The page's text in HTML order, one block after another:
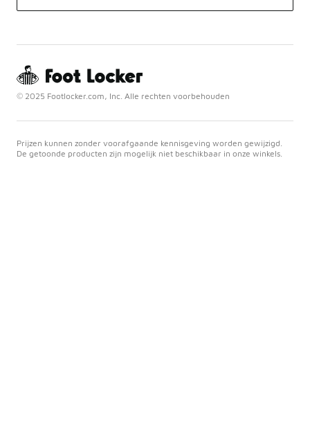
© 2025 Footlocker.com, Inc. Alle rechten voorbehouden
Prijzen kunnen zonder voorafgaande kennisgeving worden gewijzigd.
De getoonde producten zijn mogelijk niet beschikbaar in onze winkels.